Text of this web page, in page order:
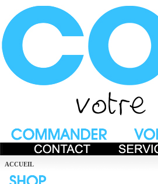
ACCUEIL